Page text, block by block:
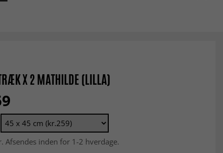
X 2 MATHILDE (LILLA)
Afsendes inden for 1-2 hverdage.